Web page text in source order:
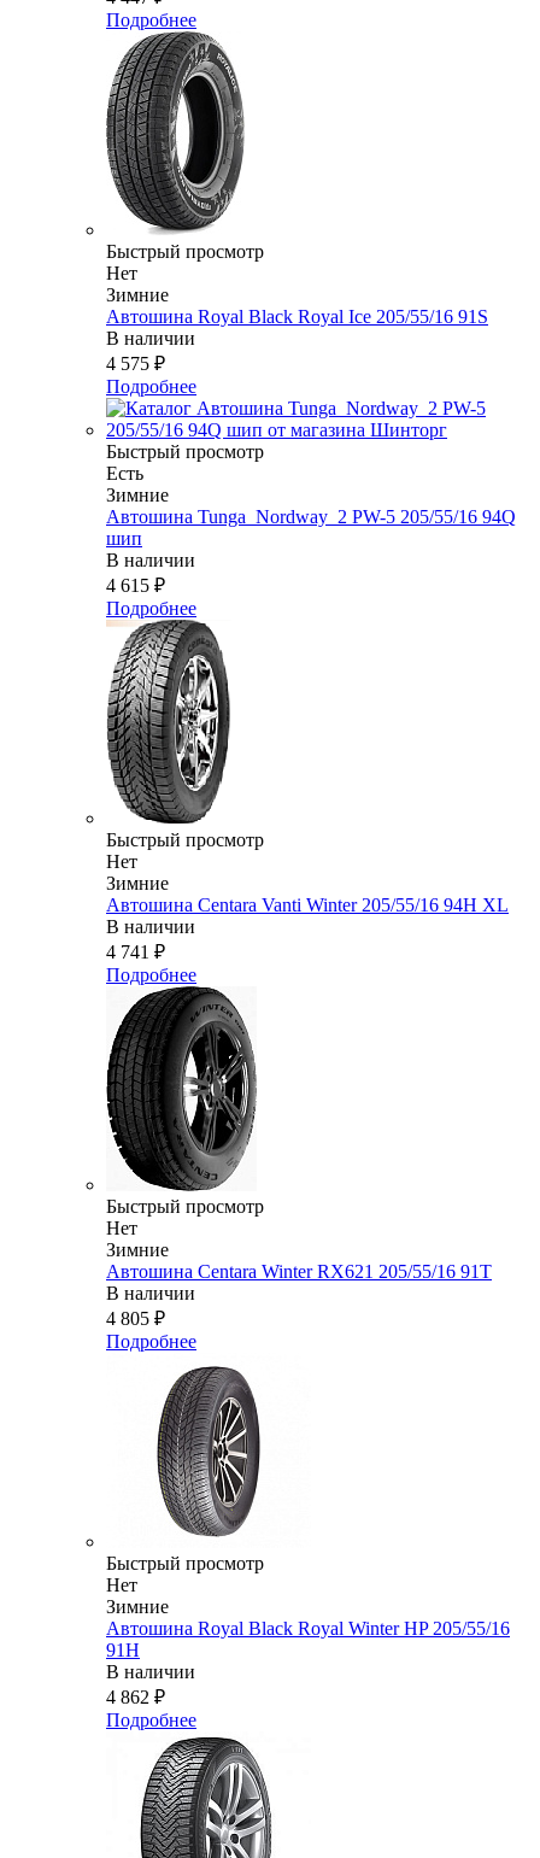
Подробнее
Быстрый просмотр
Нет
Зимние
Автошина Royal Black Royal Ice 205/55/16 91S
В наличии
4 575 ₽
Подробнее
Быстрый просмотр
Есть
Зимние
Автошина Tunga_Nordway_2 PW-5 205/55/16 94Q
шип
В наличии
4 615 ₽
Подробнее
Быстрый просмотр
Нет
Зимние
Автошина Centara Vanti Winter 205/55/16 94H XL
В наличии
4 741 ₽
Подробнее
Быстрый просмотр
Нет
Зимние
Автошина Centara Winter RX621 205/55/16 91T
В наличии
4 805 ₽
Подробнее
Быстрый просмотр
Нет
Зимние
Автошина Royal Black Royal Winter HP 205/55/16
91H
В наличии
4 862 ₽
Подробнее